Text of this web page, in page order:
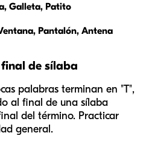
Galleta, Patito
Pantalón, Antena
de sílaba
palabras terminan en "T",
al final de una sílaba
del término. Practicar
general.